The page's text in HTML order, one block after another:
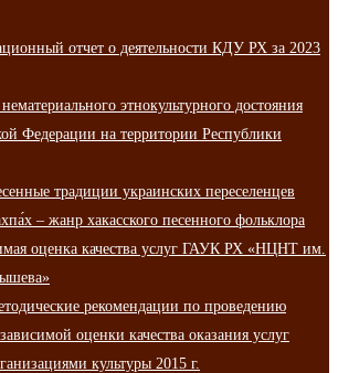
отчет о деятельности КДУ РХ за 2023
этнокультурного достояния
Федерации на территории Республики
традиции украинских переселенцев
– жанр хакасского песенного фольклора
оценка качества услуг ГАУК РХ «НЦНТ им.
рекомендации по проведению
оценки качества оказания услуг
культуры 2015 г.